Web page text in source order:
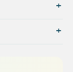
+
+